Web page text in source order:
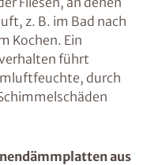
z. B. im Bad nach
Kochen. Ein
führt
durch
aus